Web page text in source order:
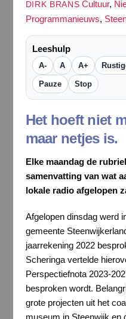
DIRK BRANS Cultuur,
Programmanieuws,
Leeshulp
A- A A+
Pauze Stop
Het hoeft niet
maar netjes is.
Elke maandag de
samenvatting van wat
lokale radio afgelopen
Afgelopen dinsdag werd
gemeente
jaarrekening 2022
Scheringa vertelde
Perspectiefnota 2023-
besproken wordt.
grote projecten uit het
museum in Steenwijk en